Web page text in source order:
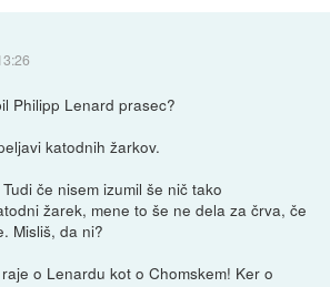
Philipp Lenard prasec?
katodnih žarkov.
če nisem izumil še nič tako
žarek, mene to še ne dela za črva, če
Misliš, da ni?
o Lenardu kot o Chomskem! Ker o